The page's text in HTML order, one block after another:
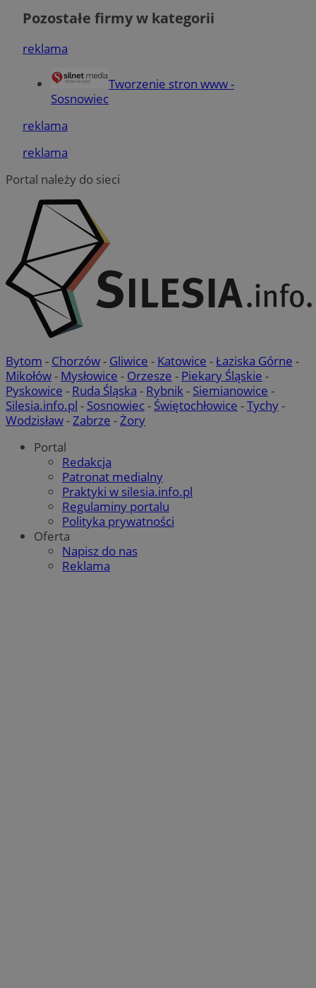
Pozostałe firmy w kategorii
reklama
Tworzenie stron www -
Sosnowiec
reklama
reklama
Portal należy do sieci
Bytom - Chorzów- Gliwice - Katowice -Łaziska Górne -
Mikołów- Mysłowice - Orzesze - Piekary Śląskie -
Pyskowice - Ruda Śląska - Rybnik - Siemianowice -
Silesia.info.pl - Sosnowiec- Świętochłowice -Tychy-
Wodzisław- Zabrze - Żory
Portal
Redakcja
Patronat medialny
Praktyki w silesia.info.pl
Regulaminy portalu
Polityka prywatności
Oferta
Napisz do nas
Reklama
Niezbędne
Niezbędne pliki cookie umożliwiają korzystanie z podstawowych
kontem. Bez niezbędnych plików cookie nie można prawidłowo
ze strony internetowej.
Nazwa
SessID
QeSessID sosnowiecki.pl 1 rok
euds .rfihub.com
Google Privacy Policy